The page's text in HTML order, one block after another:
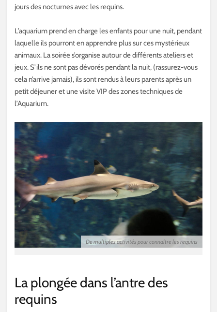
jours des nocturnes avec les requins.
L’aquarium prend en charge les enfants pour une nuit, pendant
laquelle ils pourront en apprendre plus sur ces mystérieux
animaux. La soirée s’organise autour de différents ateliers et
jeux. S’ils ne sont pas dévorés pendant la nuit, (rassurez-vous
cela n’arrive jamais), ils sont rendus à leurs parents après un
petit déjeuner et une visite VIP des zones techniques de
l’Aquarium.
De multiples activités pour connaître les requins
La plongée dans l’antre des
requins